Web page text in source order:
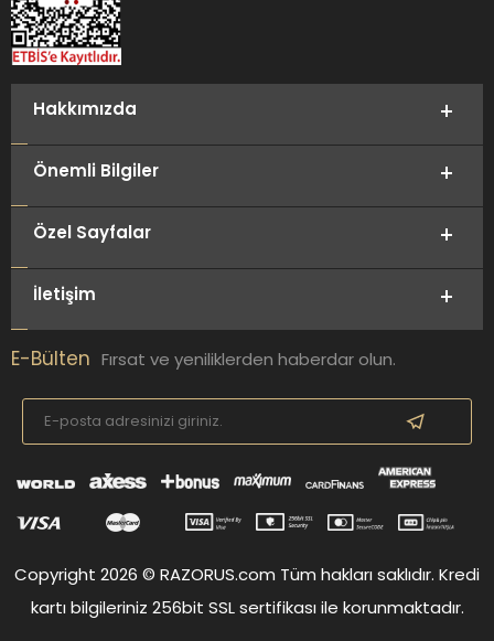
Hakkımızda
Önemli Bilgiler
Özel Sayfalar
İletişim
E-Bülten Fırsat ve yeniliklerden haberdar olun.
Copyright 2026 © RAZORUS.com Tüm hakları saklıdır. Kredi
kartı bilgileriniz 256bit SSL sertifikası ile korunmaktadır.